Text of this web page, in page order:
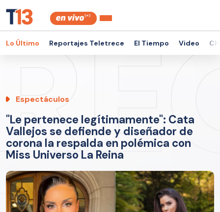
Lo Último Reportajes Teletrece El Tiempo Video
Espectáculos
"Le pertenece legítimamente": Cata
Vallejos se defiende y diseñador de
corona la respalda en polémica con
Miss Universo La Reina